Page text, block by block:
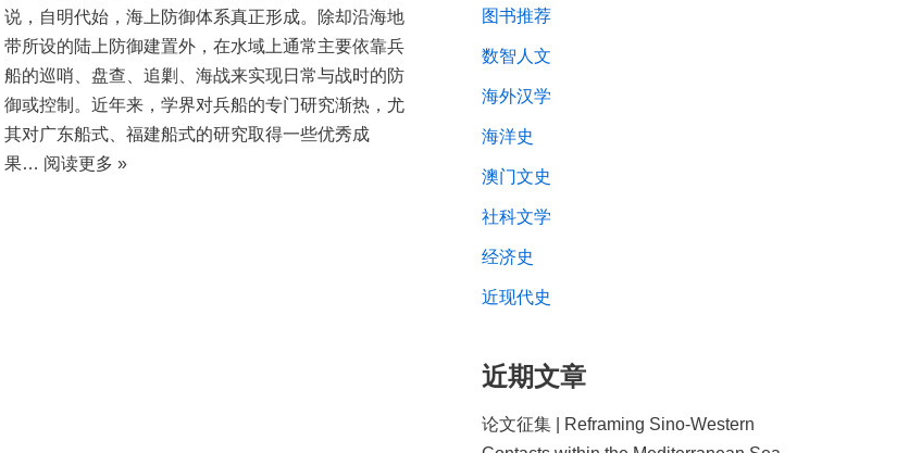
说，自明代始，海上防御体系真正形成。除却沿海地
带所设的陆上防御建置外，在水域上通常主要依靠兵
船的巡哨、盘查、追剿、海战来实现日常与战时的防
御或控制。近年来，学界对兵船的专门研究渐热，尤
其对广东船式、福建船式的研究取得一些优秀成
果… 阅读更多 »
图书推荐
数智人文
海外汉学
海洋史
澳门文史
社科文学
经济史
近现代史
近期文章
论文征集 | Reframing Sino-Western